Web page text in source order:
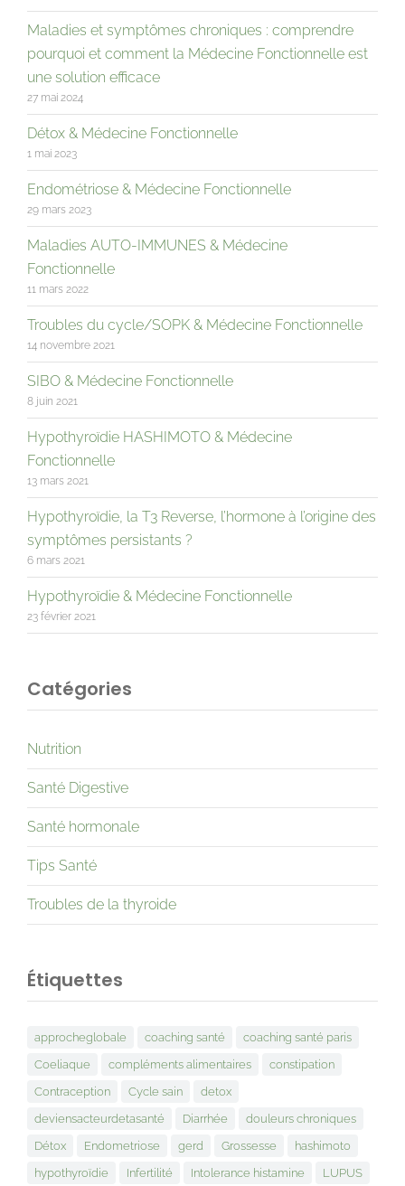
Maladies et symptômes chroniques : comprendre
pourquoi et comment la Médecine Fonctionnelle est
une solution efficace
27 mai 2024
Détox & Médecine Fonctionnelle
1 mai 2023
Endométriose & Médecine Fonctionnelle
29 mars 2023
Maladies AUTO-IMMUNES & Médecine
Fonctionnelle
11 mars 2022
Troubles du cycle/SOPK & Médecine Fonctionnelle
14 novembre 2021
SIBO & Médecine Fonctionnelle
8 juin 2021
Hypothyroïdie HASHIMOTO & Médecine
Fonctionnelle
13 mars 2021
Hypothyroïdie, la T3 Reverse, l’hormone à l’origine des
symptômes persistants ?
6 mars 2021
Hypothyroïdie & Médecine Fonctionnelle
23 février 2021
Catégories
Nutrition
Santé Digestive
Santé hormonale
Tips Santé
Troubles de la thyroide
Étiquettes
approcheglobale coaching santé
coaching santé paris
Coeliaque
compléments alimentaires
constipation
Contraception
Cycle sain
detox
deviensacteurdetasanté
Diarrhée
douleurs chroniques
Détox
Endometriose gerd Grossesse
hashimoto
hypothyroïdie
Infertilité Intolerance histamine
LUPUS